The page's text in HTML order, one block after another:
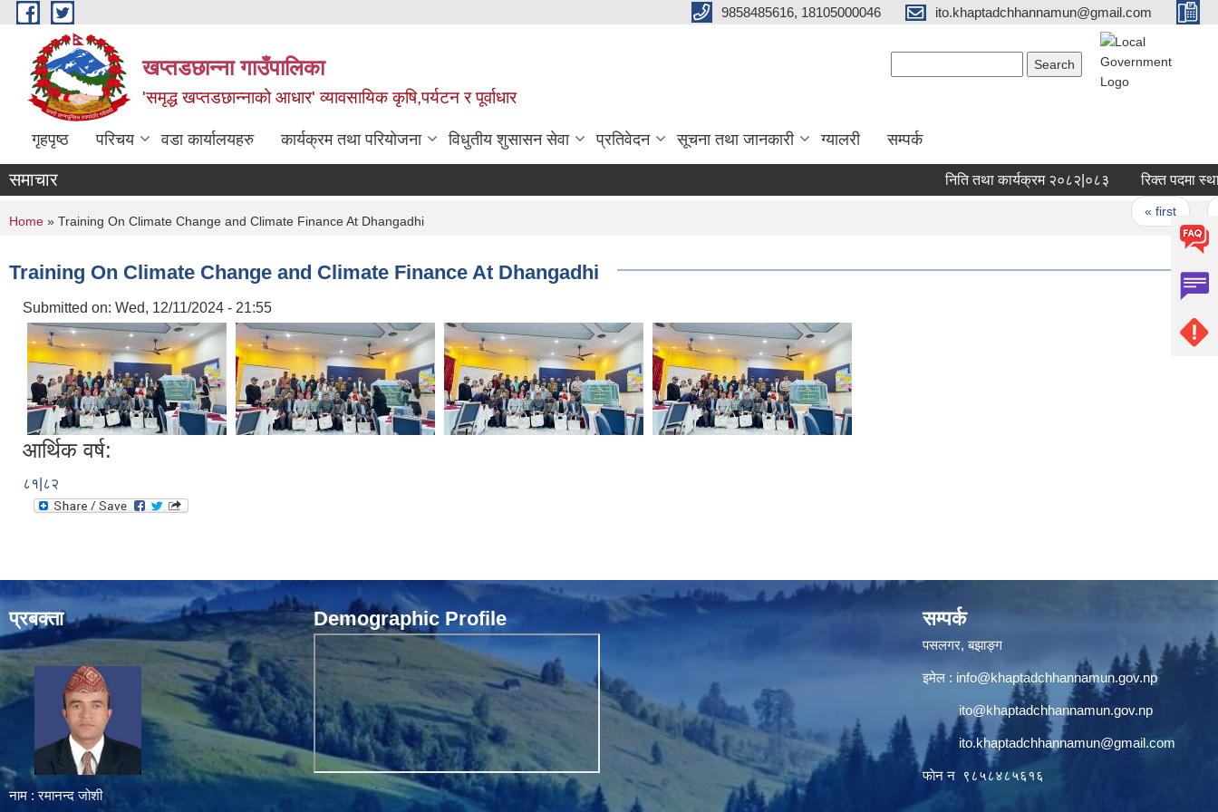
Skip to main content 9858485616, 18105000046 ito.khaptadchhannamun@gmail.com
खप्तडछान्ना गाउँपालिका
'समृद्ध खप्तडछान्नाको आधार' व्यावसायिक कृषि,पर्यटन र पूर्वाधार
गृहपृष्ठ परिचय वडा कार्यालयहरु कार्यक्रम तथा परियोजना विधुतीय शुसासन सेवा प्रतिवेदन सूचना तथा जानकारी ग्यालरी सम्पर्क
समाचार निति तथा कार्यक्रम २०८२|०८३ रिक्त पदमा
« first
You are here
Home » Training On Climate Change and Climate Finance At Dhangadhi
Training On Climate Change and Climate Finance At Dhangadhi
Submitted on: Wed, 12/11/2024 - 21:55
आर्थिक वर्ष:
८१|८२
प्रबक्ता
नाम : रमानन्द जोशी
Demographic Profile सम्पर्क
पसलगर, बझाङ्ग
इमेल : info@khaptadchhannamun.gov.np
ito@khaptadchhannamun.gov.np
ito.khaptadchhannamun@gmail.com
फाेन न‌‍‍ ९८५८४८५६१६